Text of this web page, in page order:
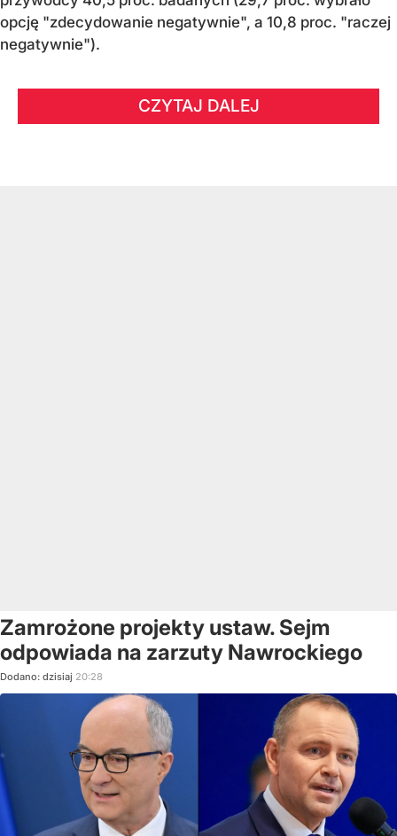
opcję "zdecydowanie negatywnie", a 10,8 proc. "raczej
negatywnie").
CZYTAJ DALEJ
Zamrożone projekty ustaw. Sejm
odpowiada na zarzuty Nawrockiego
Dodano: dzisiaj 20:28